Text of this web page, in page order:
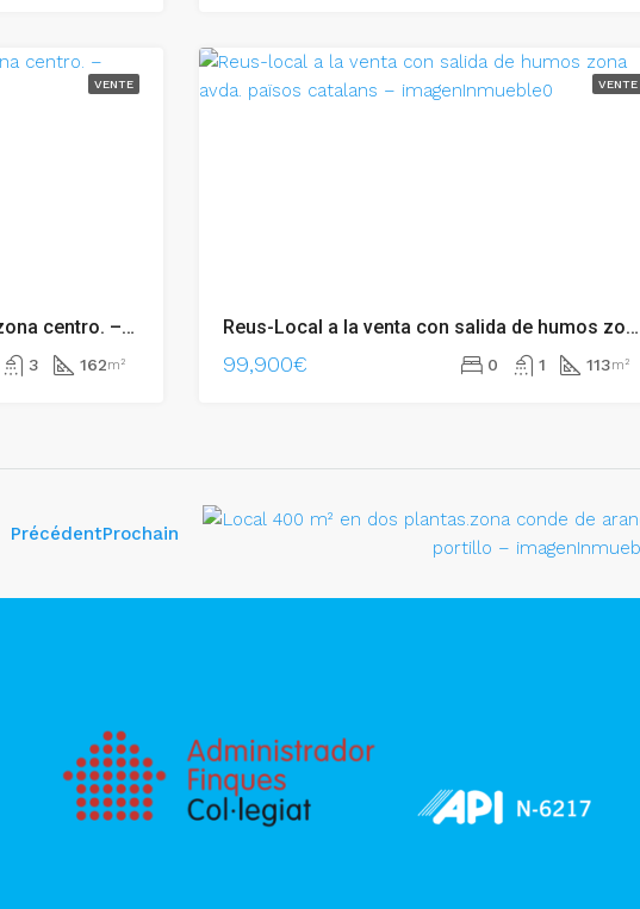
VENTE
Reus-Local comercial en venta zona centro. – 002.06235
3 162m²
VENTE
Reus-Local a la venta con salida de humos zona Avda. Països Catalans – 002.04985
99,900€ 0 1 113m²
PrécédentProchain